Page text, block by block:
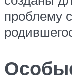
проблему